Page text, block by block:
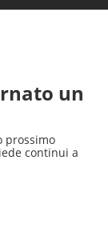
un
prossimo
continui a